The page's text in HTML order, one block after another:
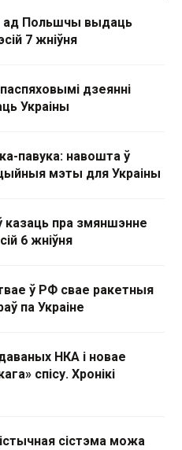
ад Польшчы выдаць
7 жніўня
дзеянні
Украіны
павука: навошта ў
мэты для Украіны
казаць пра змяншэнне
6 жніўня
ў РФ свае ракетныя
па Украіне
НКА і новае
спісу. Хронікі
сістэма можа